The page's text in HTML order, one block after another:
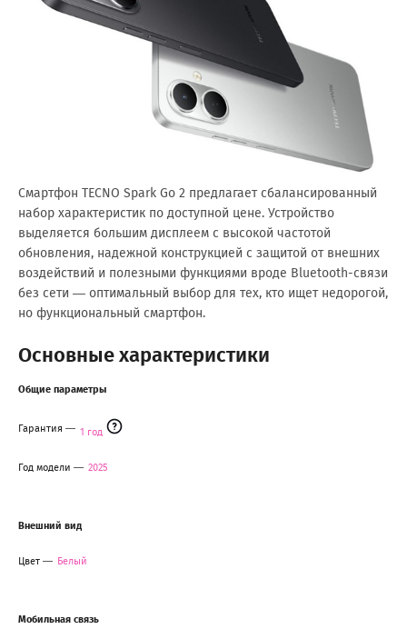
Смартфон TECNO Spark Go 2 предлагает сбалансированный
набор характеристик по доступной цене. Устройство
выделяется большим дисплеем с высокой частотой
обновления, надежной конструкцией с защитой от внешних
воздействий и полезными функциями вроде Bluetooth-связи
без сети — оптимальный выбор для тех, кто ищет недорогой,
но функциональный смартфон.
Основные характеристики
Общие параметры
Гарантия 1 год
Год модели 2025
Внешний вид
Цвет Белый
Мобильная связь